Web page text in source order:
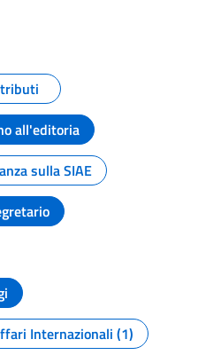
pagina
all'editoria
sulla SIAE
Internazionali (1)